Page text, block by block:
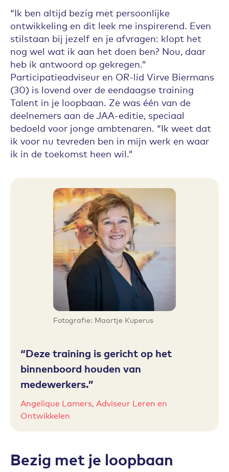
“Ik ben altijd bezig met persoonlijke
ontwikkeling en dit leek me inspirerend. Even
stilstaan bij jezelf en je afvragen: klopt het
nog wel wat ik aan het doen ben? Nou, daar
heb ik antwoord op gekregen.”
Participatieadviseur en OR-lid Virve Biermans
(30) is lovend over de eendaagse training
Talent in je loopbaan. Ze was één van de
deelnemers aan de JAA-editie, speciaal
bedoeld voor jonge ambtenaren. “Ik weet dat
ik voor nu tevreden ben in mijn werk en waar
ik in de toekomst heen wil.”
Fotografie: Maartje Kuperus
Deze training is gericht op het
binnenboord houden van
medewerkers.
Angelique Lamers, Adviseur Leren en
Ontwikkelen
Bezig met je loopbaan